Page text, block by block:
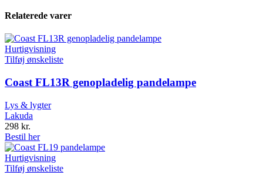
Relaterede varer
Hurtigvisning
Tilføj ønskeliste
Coast FL13R genopladelig pandelampe
Lys & lygter
Lakuda
298 kr.
Bestil her
Hurtigvisning
Tilføj ønskeliste